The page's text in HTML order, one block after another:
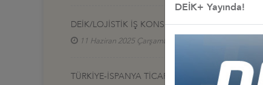
DEİK/LOJİSTİK İŞ KONSEYİ, TRANSPORT
11 Haziran 2025 Çarşamba
TÜRKİYE-İSPANYA TİCARET HACMİ HEDEFİ: 25
DEİK+ Yayında!